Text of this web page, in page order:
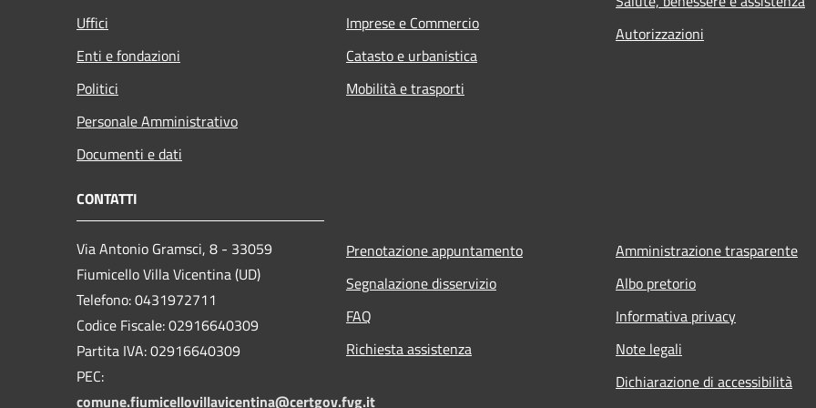
Uffici
Enti e fondazioni
Politici
Personale Amministrativo
Documenti e dati
Imprese e Commercio
Catasto e urbanistica
Mobilità e trasporti
Autorizzazioni
CONTATTI
Via Antonio Gramsci, 8 - 33059
Fiumicello Villa Vicentina (UD)
Telefono: 0431972711
Codice Fiscale: 02916640309
Partita IVA: 02916640309
PEC:
comune.fiumicellovillavicentina@certgov.fvg.it
Prenotazione appuntamento
Segnalazione disservizio
FAQ
Richiesta assistenza
Amministrazione trasparente
Albo pretorio
Informativa privacy
Note legali
Dichiarazione di accessibilità